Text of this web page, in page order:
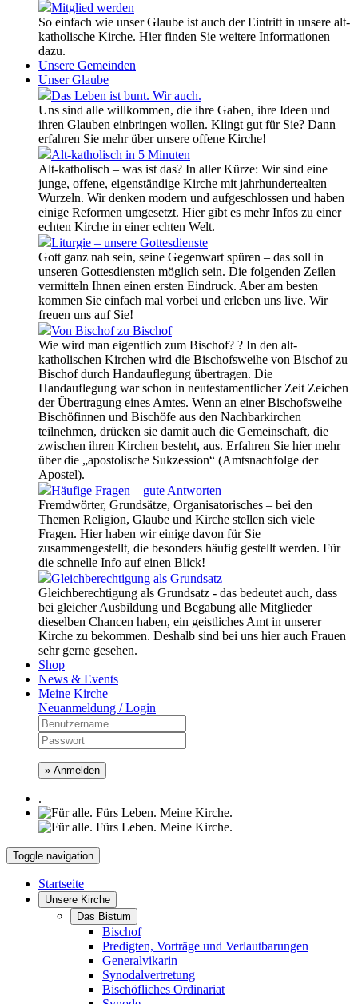
Mitglied werden
So einfach wie unser Glaube ist auch der Eintritt in unsere alt-
katholische Kirche. Hier finden Sie weitere Informationen
dazu.
Unsere Gemeinden
Unser Glaube
Das Leben ist bunt. Wir auch.
Uns sind alle willkommen, die ihre Gaben, ihre Ideen und
ihren Glauben einbringen wollen. Klingt gut für Sie? Dann
erfahren Sie mehr über unsere offene Kirche!
Alt-katholisch in 5 Minuten
Alt-katholisch – was ist das? In aller Kürze: Wir sind eine
junge, offene, eigenständige Kirche mit jahrhundertealten
Wurzeln. Wir denken modern und aufgeschlossen und haben
einige Reformen umgesetzt. Hier gibt es mehr Infos zu einer
echten Kirche in einer echten Welt.
Liturgie – unsere Gottesdienste
Gott ganz nah sein, seine Gegenwart spüren – das soll in
unseren Gottesdiensten möglich sein. Die folgenden Zeilen
vermitteln Ihnen einen ersten Eindruck. Aber am besten
kommen Sie einfach mal vorbei und erleben uns live. Wir
freuen uns auf Sie!
Von Bischof zu Bischof
Wie wird man eigentlich zum Bischof? ? In den alt-
katholischen Kirchen wird die Bischofsweihe von Bischof zu
Bischof durch Handauflegung übertragen. Die
Handauflegung war schon in neutestamentlicher Zeit Zeichen
der Übertragung eines Amtes. Wenn an einer Bischofsweihe
Bischöfinnen und Bischöfe aus den Nachbarkirchen
teilnehmen, drücken sie damit auch die Gemeinschaft, die
zwischen ihren Kirchen besteht, aus. Erfahren Sie hier mehr
über die „apostolische Sukzession“ (Amtsnachfolge der
Apostel).
Häufige Fragen – gute Antworten
Fremdwörter, Grundsätze, Organisatorisches – bei den
Themen Religion, Glaube und Kirche stellen sich viele
Fragen. Hier haben wir einige davon für Sie
zusammengestellt, die besonders häufig gestellt werden. Für
die schnelle Info auf einen Blick!
Gleichberechtigung als Grundsatz
Gleichberechtigung als Grundsatz - das bedeutet auch, dass
bei gleicher Ausbildung und Begabung alle Mitglieder
dieselben Chancen haben, ein geistliches Amt in unserer
Kirche zu bekommen. Deshalb sind bei uns hier auch Frauen
sehr gerne gesehen.
Shop
News & Events
Meine Kirche
Neuanmeldung / Login
» Anmelden
.
Toggle navigation
Startseite
Unsere Kirche
Das Bistum
Bischof
Predigten, Vorträge und Verlautbarungen
Generalvikarin
Synodalvertretung
Bischöfliches Ordinariat